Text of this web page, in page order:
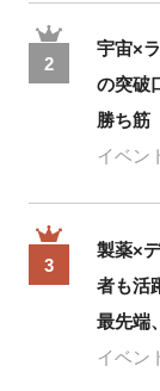
2
宇宙×
の突破
勝ち筋
イベン
3
製薬×
者も活
最先端
イベン